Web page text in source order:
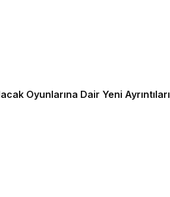
Oyunlarına Dair Yeni Ayrıntıları